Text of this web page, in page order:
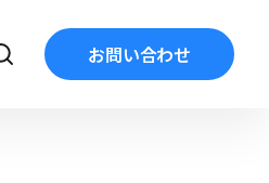
お問い合わせ